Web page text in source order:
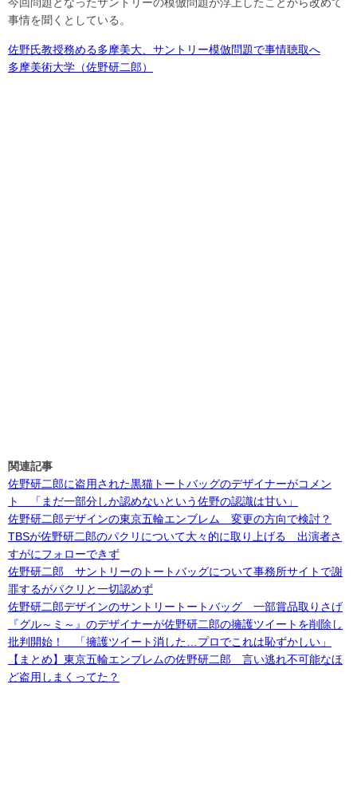
今回問題となったサントリーの模倣問題が浮上したことから改めて
事情を聞くとしている。
佐野氏教授務める多摩美大、サントリー模倣問題で事情聴取へ
多摩美術大学（佐野研二郎）
関連記事
佐野研二郎に盗用された黒猫トートバッグのデザイナーがコメン
ト 「まだ一部分しか認めないという佐野の認識は甘い」
佐野研二郎デザインの東京五輪エンブレム 変更の方向で検討？
TBSが佐野研二郎のパクリについて大々的に取り上げる 出演者さ
すがにフォローできず
佐野研二郎 サントリーのトートバッグについて事務所サイトで謝
罪するがパクリと一切認めず
佐野研二郎デザインのサントリートートバッグ 一部賞品取りさげ
『グル～ミ～』のデザイナーが佐野研二郎の擁護ツイートを削除し
批判開始！ 「擁護ツイート消した…プロでこれは恥ずかしい」
【まとめ】東京五輪エンブレムの佐野研二郎 言い逃れ不可能なほ
ど盗用しまくってた？